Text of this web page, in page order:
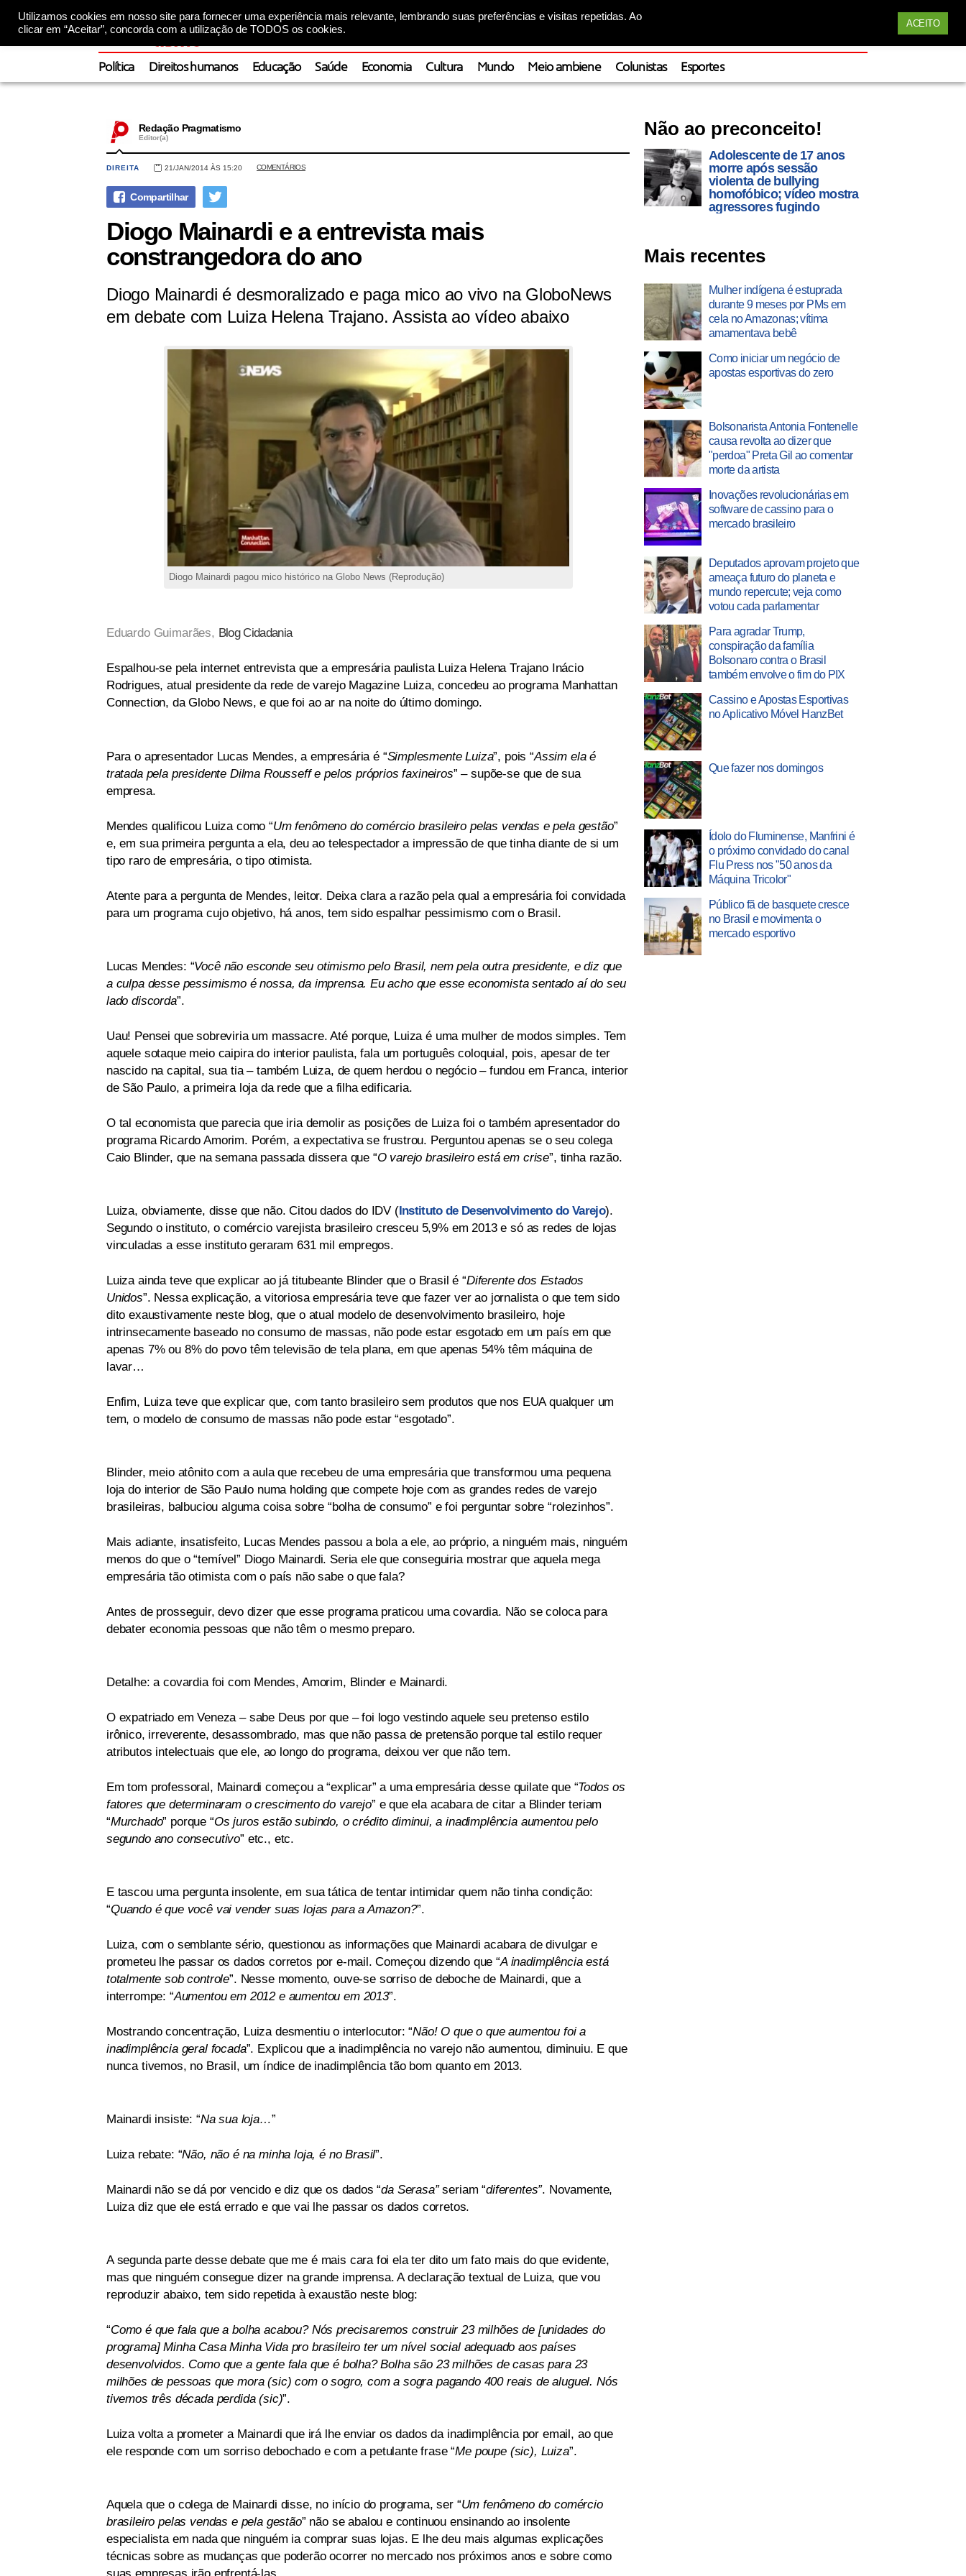
Utilizamos cookies em nosso site para fornecer uma experiência mais relevante, lembrando suas preferências e visitas repetidas. Ao
clicar em “Aceitar”, concorda com a utilização de TODOS os cookies.
ACEITO
Política Direitos humanos Educação Saúde Economia Cultura Mundo Meio ambiene Colunistas Esportes
Redação Pragmatismo
Editor(a)
DIREITA 21/JAN/2014 ÀS 15:20 COMENTÁRIOS
Diogo Mainardi e a entrevista mais
constrangedora do ano
Diogo Mainardi é desmoralizado e paga mico ao vivo na GloboNews
em debate com Luiza Helena Trajano. Assista ao vídeo abaixo
Diogo Mainardi pagou mico histórico na Globo News (Reprodução)
Eduardo Guimarães, Blog Cidadania
Espalhou-se pela internet entrevista que a empresária paulista Luiza Helena Trajano Inácio
Rodrigues, atual presidente da rede de varejo Magazine Luiza, concedeu ao programa Manhattan
Connection, da Globo News, e que foi ao ar na noite do último domingo.
Para o apresentador Lucas Mendes, a empresária é “Simplesmente Luiza”, pois “Assim ela é
tratada pela presidente Dilma Rousseff e pelos próprios faxineiros” – supõe-se que de sua
empresa.
Mendes qualificou Luiza como “Um fenômeno do comércio brasileiro pelas vendas e pela gestão”
e, em sua primeira pergunta a ela, deu ao telespectador a impressão de que tinha diante de si um
tipo raro de empresária, o tipo otimista.
Atente para a pergunta de Mendes, leitor. Deixa clara a razão pela qual a empresária foi convidada
para um programa cujo objetivo, há anos, tem sido espalhar pessimismo com o Brasil.
Lucas Mendes: “Você não esconde seu otimismo pelo Brasil, nem pela outra presidente, e diz que
a culpa desse pessimismo é nossa, da imprensa. Eu acho que esse economista sentado aí do seu
lado discorda”.
Uau! Pensei que sobreviria um massacre. Até porque, Luiza é uma mulher de modos simples. Tem
aquele sotaque meio caipira do interior paulista, fala um português coloquial, pois, apesar de ter
nascido na capital, sua tia – também Luiza, de quem herdou o negócio – fundou em Franca, interior
de São Paulo, a primeira loja da rede que a filha edificaria.
O tal economista que parecia que iria demolir as posições de Luiza foi o também apresentador do
programa Ricardo Amorim. Porém, a expectativa se frustrou. Perguntou apenas se o seu colega
Caio Blinder, que na semana passada dissera que “O varejo brasileiro está em crise”, tinha razão.
Luiza, obviamente, disse que não. Citou dados do IDV (Instituto de Desenvolvimento do Varejo).
Segundo o instituto, o comércio varejista brasileiro cresceu 5,9% em 2013 e só as redes de lojas
vinculadas a esse instituto geraram 631 mil empregos.
Luiza ainda teve que explicar ao já titubeante Blinder que o Brasil é “Diferente dos Estados
Unidos”. Nessa explicação, a vitoriosa empresária teve que fazer ver ao jornalista o que tem sido
dito exaustivamente neste blog, que o atual modelo de desenvolvimento brasileiro, hoje
intrinsecamente baseado no consumo de massas, não pode estar esgotado em um país em que
apenas 7% ou 8% do povo têm televisão de tela plana, em que apenas 54% têm máquina de
lavar…
Enfim, Luiza teve que explicar que, com tanto brasileiro sem produtos que nos EUA qualquer um
tem, o modelo de consumo de massas não pode estar “esgotado”.
Blinder, meio atônito com a aula que recebeu de uma empresária que transformou uma pequena
loja do interior de São Paulo numa holding que compete hoje com as grandes redes de varejo
brasileiras, balbuciou alguma coisa sobre “bolha de consumo” e foi perguntar sobre “rolezinhos”.
Mais adiante, insatisfeito, Lucas Mendes passou a bola a ele, ao próprio, a ninguém mais, ninguém
menos do que o “temível” Diogo Mainardi. Seria ele que conseguiria mostrar que aquela mega
empresária tão otimista com o país não sabe o que fala?
Antes de prosseguir, devo dizer que esse programa praticou uma covardia. Não se coloca para
debater economia pessoas que não têm o mesmo preparo.
Detalhe: a covardia foi com Mendes, Amorim, Blinder e Mainardi.
O expatriado em Veneza – sabe Deus por que – foi logo vestindo aquele seu pretenso estilo
irônico, irreverente, desassombrado, mas que não passa de pretensão porque tal estilo requer
atributos intelectuais que ele, ao longo do programa, deixou ver que não tem.
Em tom professoral, Mainardi começou a “explicar” a uma empresária desse quilate que “Todos os
fatores que determinaram o crescimento do varejo” e que ela acabara de citar a Blinder teriam
“Murchado” porque “Os juros estão subindo, o crédito diminui, a inadimplência aumentou pelo
segundo ano consecutivo” etc., etc.
E tascou uma pergunta insolente, em sua tática de tentar intimidar quem não tinha condição:
“Quando é que você vai vender suas lojas para a Amazon?”.
Luiza, com o semblante sério, questionou as informações que Mainardi acabara de divulgar e
prometeu lhe passar os dados corretos por e-mail. Começou dizendo que “A inadimplência está
totalmente sob controle”. Nesse momento, ouve-se sorriso de deboche de Mainardi, que a
interrompe: “Aumentou em 2012 e aumentou em 2013”.
Mostrando concentração, Luiza desmentiu o interlocutor: “Não! O que o que aumentou foi a
inadimplência geral focada”. Explicou que a inadimplência no varejo não aumentou, diminuiu. E que
nunca tivemos, no Brasil, um índice de inadimplência tão bom quanto em 2013.
Mainardi insiste: “Na sua loja…”
Luiza rebate: “Não, não é na minha loja, é no Brasil”.
Mainardi não se dá por vencido e diz que os dados “da Serasa”seriam “diferentes”. Novamente,
Luiza diz que ele está errado e que vai lhe passar os dados corretos.
A segunda parte desse debate que me é mais cara foi ela ter dito um fato mais do que evidente,
mas que ninguém consegue dizer na grande imprensa. A declaração textual de Luiza, que vou
reproduzir abaixo, tem sido repetida à exaustão neste blog:
“Como é que fala que a bolha acabou? Nós precisaremos construir 23 milhões de [unidades do
programa] Minha Casa Minha Vida pro brasileiro ter um nível social adequado aos países
desenvolvidos. Como que a gente fala que é bolha? Bolha são 23 milhões de casas para 23
milhões de pessoas que mora (sic) com o sogro, com a sogra pagando 400 reais de aluguel. Nós
tivemos três década perdida (sic)”.
Luiza volta a prometer a Mainardi que irá lhe enviar os dados da inadimplência por email, ao que
ele responde com um sorriso debochado e com a petulante frase “Me poupe (sic), Luiza”.
Aquela que o colega de Mainardi disse, no início do programa, ser “Um fenômeno do comércio
brasileiro pelas vendas e pela gestão” não se abalou e continuou ensinando ao insolente
especialista em nada que ninguém ia comprar suas lojas. E lhe deu mais algumas explicações
técnicas sobre as mudanças que poderão ocorrer no mercado nos próximos anos e sobre como
suas empresas irão enfrentá-las.
Não ao preconceito!
Adolescente de 17 anos
morre após sessão
violenta de bullying
homofóbico; vídeo mostra
agressores fugindo
Mais recentes
Mulher indígena é estuprada
durante 9 meses por PMs em
cela no Amazonas; vítima
amamentava bebê
Como iniciar um negócio de
apostas esportivas do zero
Bolsonarista Antonia Fontenelle
causa revolta ao dizer que
"perdoa" Preta Gil ao comentar
morte da artista
Inovações revolucionárias em
software de cassino para o
mercado brasileiro
Deputados aprovam projeto que
ameaça futuro do planeta e
mundo repercute; veja como
votou cada parlamentar
Para agradar Trump,
conspiração da família
Bolsonaro contra o Brasil
também envolve o fim do PIX
Cassino e Apostas Esportivas
no Aplicativo Móvel HanzBet
Que fazer nos domingos
Ídolo do Fluminense, Manfrini é
o próximo convidado do canal
Flu Press nos "50 anos da
Máquina Tricolor"
Público fã de basquete cresce
no Brasil e movimenta o
mercado esportivo